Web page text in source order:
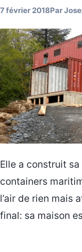
7 février 2018Par
Elle a construit
containers
l’air de rien mais
final: sa maison